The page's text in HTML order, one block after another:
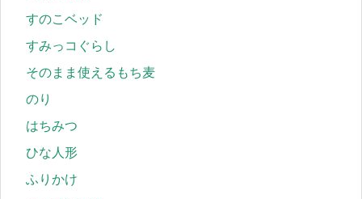
すのこベッド
すみっコぐらし
そのまま使えるもち麦
のり
はちみつ
ひな人形
ふりかけ